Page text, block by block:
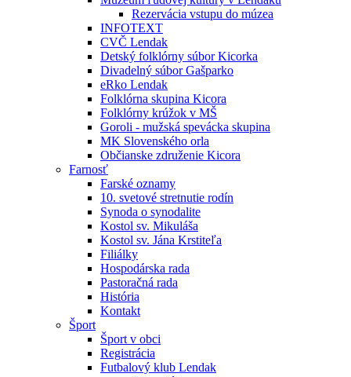
Rezervácia vstupu do múzea
INFOTEXT
CVČ Lendak
Detský folklórny súbor Kicorka
Divadelný súbor Gašparko
eRko Lendak
Folklórna skupina Kicora
Folklórny krúžok v MŠ
Goroli - mužská spevácka skupina
MK Slovenského orla
Občianske združenie Kicora
Farnosť
Farské oznamy
10. svetové stretnutie rodín
Synoda o synodalite
Kostol sv. Mikuláša
Kostol sv. Jána Krstiteľa
Filiálky
Hospodárska rada
Pastoračná rada
História
Kontakt
Šport
Šport v obci
Registrácia
Futbalový klub Lendak